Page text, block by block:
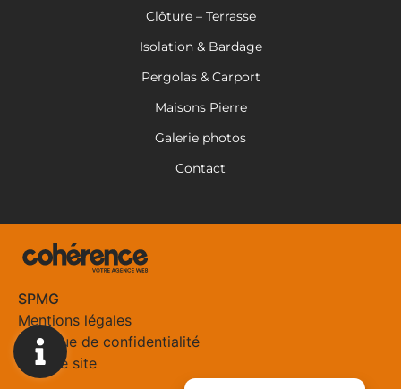
Clôture – Terrasse
Isolation & Bardage
Pergolas & Carport
Maisons Pierre
Galerie photos
Contact
SPMG
Mentions légales
Politique de confidentialité
Plan de site